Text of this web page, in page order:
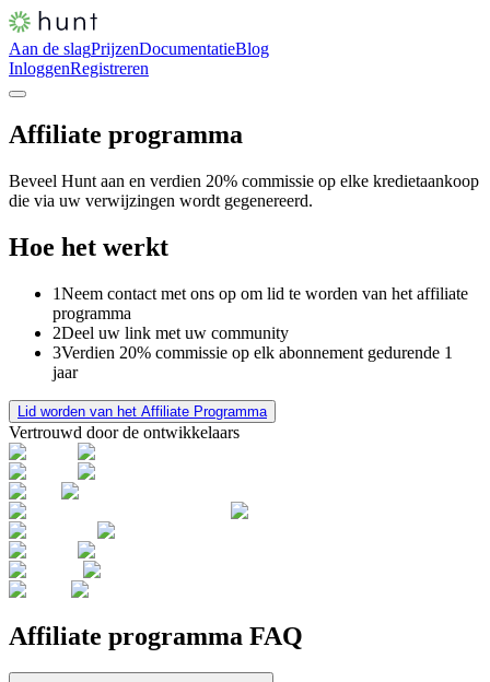
Aan de slagPrijzenDocumentatieBlog
InloggenRegistreren
Affiliate programma
Beveel Hunt aan en verdien 20% commissie op elke kredietaankoop
die via uw verwijzingen wordt gegenereerd.
Hoe het werkt
1Neem contact met ons op om lid te worden van het affiliate
programma
2Deel uw link met uw community
3Verdien 20% commissie op elk abonnement gedurende 1
jaar
Lid worden van het Affiliate Programma
Vertrouwd door de ontwikkelaars
Affiliate programma FAQ